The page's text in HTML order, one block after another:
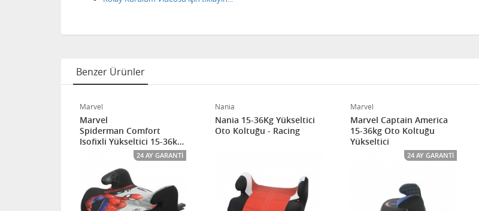
Benzer Ürünler
Marvel
Marvel
Spiderman Comfort
Isofixli Yükseltici 15-36kg
24 AY GARANTI
Nania
Nania 15-36Kg Yükseltici
Oto Koltuğu - Racing
Marvel
Marvel Captain America
15-36kg Oto Koltuğu
Yükseltici
24 AY GARANTI